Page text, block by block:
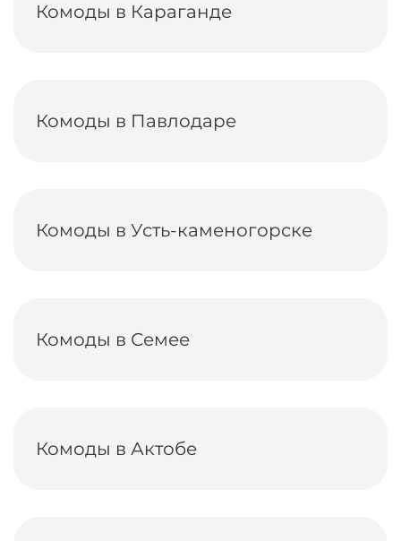
Комоды в Караганде
Комоды в Павлодаре
Комоды в Усть-каменогорске
Комоды в Семее
Комоды в Актобе